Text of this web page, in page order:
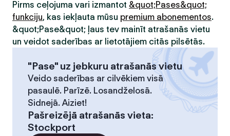
Pirms ceļojuma vari izmantot &quot;Pases&quot;
funkciju, kas iekļauta mūsu premium abonementos.
&quot;Pase&quot; ļaus tev mainīt atrašanās vietu
un veidot saderības ar lietotājiem citās pilsētās.
"Pase" uz jebkuru atrašanās vietu
Veido saderības ar cilvēkiem visā
pasaulē. Parīzē. Losandželosā.
Sidnejā. Aiziet!
Pašreizējā atrašanās vieta:
Stockport